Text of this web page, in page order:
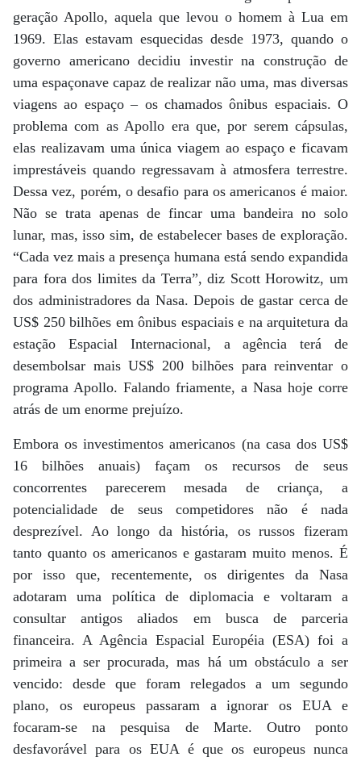
geração Apollo, aquela que levou o homem à Lua em
1969. Elas estavam esquecidas desde 1973, quando o
governo americano decidiu investir na construção de
uma espaçonave capaz de realizar não uma, mas diversas
viagens ao espaço – os chamados ônibus espaciais. O
problema com as Apollo era que, por serem cápsulas,
elas realizavam uma única viagem ao espaço e ficavam
imprestáveis quando regressavam à atmosfera terrestre.
Dessa vez, porém, o desafio para os americanos é maior.
Não se trata apenas de fincar uma bandeira no solo
lunar, mas, isso sim, de estabelecer bases de exploração.
“Cada vez mais a presença humana está sendo expandida
para fora dos limites da Terra”, diz Scott Horowitz, um
dos administradores da Nasa. Depois de gastar cerca de
US$ 250 bilhões em ônibus espaciais e na arquitetura da
estação Espacial Internacional, a agência terá de
desembolsar mais US$ 200 bilhões para reinventar o
programa Apollo. Falando friamente, a Nasa hoje corre
atrás de um enorme prejuízo.
Embora os investimentos americanos (na casa dos US$
16 bilhões anuais) façam os recursos de seus
concorrentes parecerem mesada de criança, a
potencialidade de seus competidores não é nada
desprezível. Ao longo da história, os russos fizeram
tanto quanto os americanos e gastaram muito menos. É
por isso que, recentemente, os dirigentes da Nasa
adotaram uma política de diplomacia e voltaram a
consultar antigos aliados em busca de parceria
financeira. A Agência Espacial Européia (ESA) foi a
primeira a ser procurada, mas há um obstáculo a ser
vencido: desde que foram relegados a um segundo
plano, os europeus passaram a ignorar os EUA e
focaram-se na pesquisa de Marte. Outro ponto
desfavorável para os EUA é que os europeus nunca